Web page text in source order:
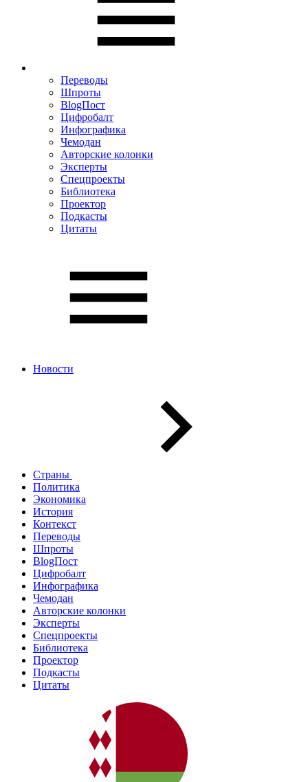
Переводы
Шпроты
BlogПост
Цифробалт
Инфографика
Чемодан
Авторские колонки
Эксперты
Спецпроекты
Библиотека
Проектор
Подкасты
Цитаты
Новости
Страны
Политика
Экономика
История
Контекст
Переводы
Шпроты
BlogПост
Цифробалт
Инфографика
Чемодан
Авторские колонки
Эксперты
Спецпроекты
Библиотека
Проектор
Подкасты
Цитаты